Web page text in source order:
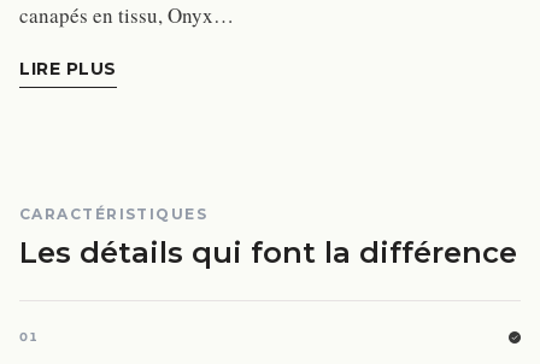
canapés en tissu, Onyx…
LIRE PLUS
CARACTÉRISTIQUES
Les détails qui font la différence
01